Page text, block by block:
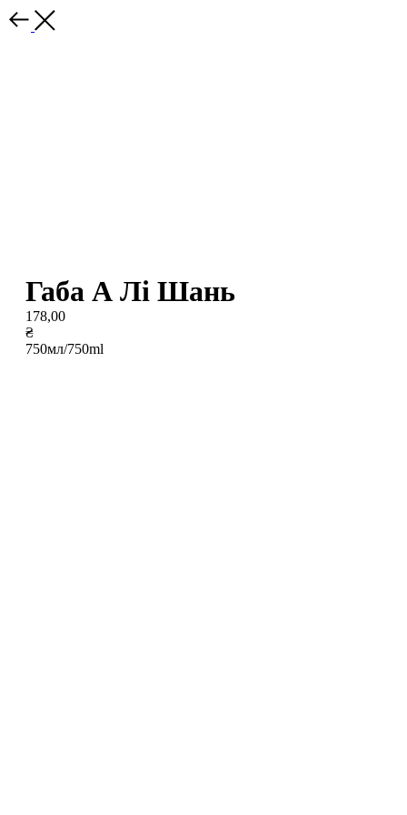
Габа А Лі Шань
178,00
₴
750мл/750ml